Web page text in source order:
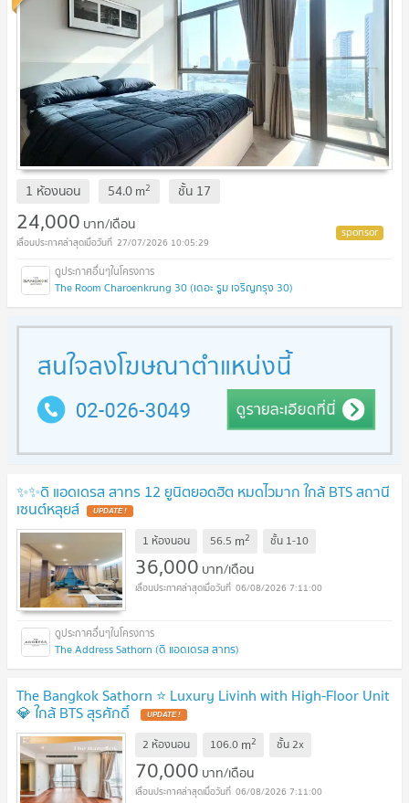
1 ห้องนอน 54.0m2 ชั้น 17
24,000 บาท/เดือน
27/07/2026 10:05:29
The Room Charoenkrung 30 (เดอะ รูม เจริญกรุง 30)
✨✨ดิ แอดเดรส สาทร 12 ยูนิตยอดฮิต หมดไวมาก ใกล้ BTS สถานี
เซนต์หลุยส์
1 ห้องนอน 56.5 m2 ชั้น 1-10
36,000 บาท/เดือน
06/08/2026 7:11:00
The Address Sathorn (ดิ แอดเดรส สาทร)
The Bangkok Sathorn ⭐ Luxury Livinh with High-Floor Unit
💎 ใกล้ BTS สุรศักดิ์
2 ห้องนอน 106.0 m2 ชั้น2x
70,000 บาท/เดือน
06/08/2026 7:11:00